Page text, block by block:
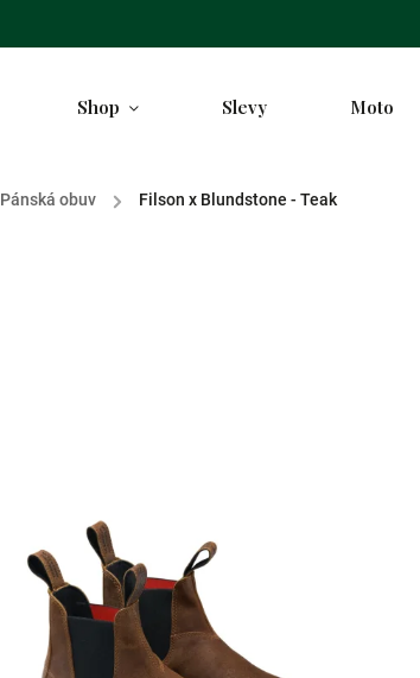
Shop Slevy Moto
Pánská obuv / Filson x Blundstone - Teak